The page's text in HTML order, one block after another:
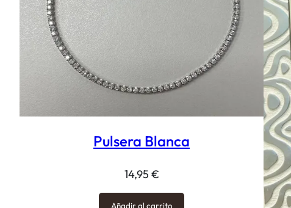
Pulsera Blanca
14,95 €
Añadir al carrito